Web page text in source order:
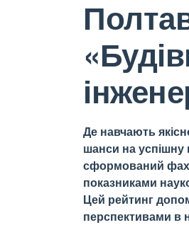
Де навчають
шанси на успішну
сформований
показниками
Цей рейтинг
перспективами в